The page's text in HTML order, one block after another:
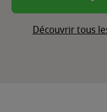
Découvrir tous